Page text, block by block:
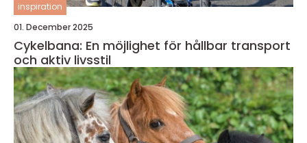
inspiration
01. December 2025
Cykelbana: En möjlighet för hållbar transport
och aktiv livsstil